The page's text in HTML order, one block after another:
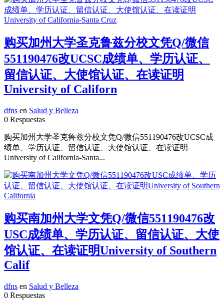
购买加州大学圣克鲁兹分校文凭Q/微信
551190476改UCSC成绩单、学历认证、
留信认证、大使馆认证、在读证明
University of Californ
dfns en Salud y Belleza
0 Respuestas
购买加州大学圣克鲁兹分校文凭Q/微信551190476改UCSC成
绩单、学历认证、留信认证、大使馆认证、在读证明
University of California-Santa...
购买南加州大学文凭Q/微信551190476改
USC成绩单、学历认证、留信认证、大使
馆认证、在读证明University of Southern
Calif
dfns en Salud y Belleza
0 Respuestas